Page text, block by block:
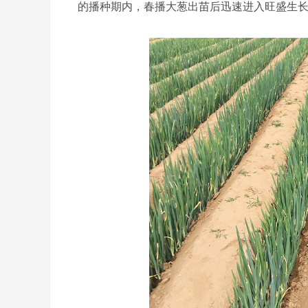
的播种期内，春播大葱出苗后迅速进入旺盛生